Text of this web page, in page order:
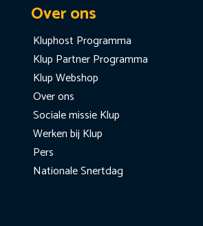
Over ons
Kluphost Programma
Klup Partner Programma
Klup Webshop
Over ons
Sociale missie Klup
Werken bij Klup
Pers
Nationale Snertdag